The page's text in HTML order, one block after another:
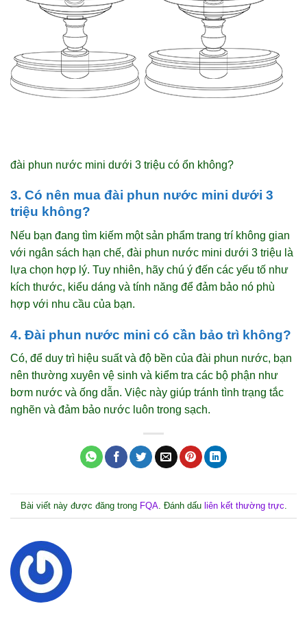
đài phun nước mini dưới 3 triệu có ổn không?
3. Có nên mua đài phun nước mini dưới 3
triệu không?
Nếu bạn đang tìm kiếm một sản phẩm trang trí không gian
với ngân sách hạn chế, đài phun nước mini dưới 3 triệu là
lựa chọn hợp lý. Tuy nhiên, hãy chú ý đến các yếu tố như
kích thước, kiểu dáng và tính năng để đảm bảo nó phù
hợp với nhu cầu của bạn.
4. Đài phun nước mini có cần bảo trì không?
Có, để duy trì hiệu suất và độ bền của đài phun nước, bạn
nên thường xuyên vệ sinh và kiểm tra các bộ phận như
bơm nước và ống dẫn. Việc này giúp tránh tình trạng tắc
nghẽn và đảm bảo nước luôn trong sạch.
Bài viết này được đăng trong FQA. Đánh dấu liên kết thường trực